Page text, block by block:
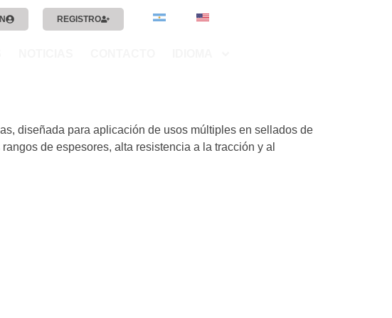
REGISTRO
diseñada para aplicación de usos múltiples en sellados de
de espesores, alta resistencia a la tracción y al